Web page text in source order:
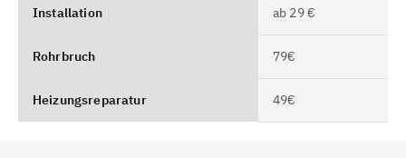
Installation ab 29 €
Rohrbruch 79€
Heizungsreparatur 49€